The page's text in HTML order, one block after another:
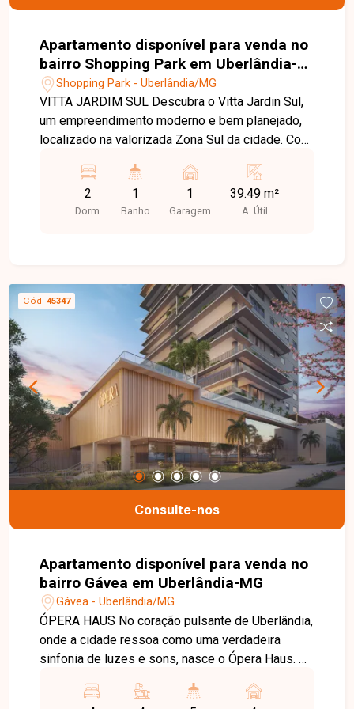
Apartamento disponível para venda no
bairro Shopping Park em Uberlândia-
MGShopping Park - Uberlândia/MG
VITTA JARDIM SUL Descubra o Vitta Jardin Sul,
um empreendimento moderno e bem planejado,
localizado na valorizada Zona Sul da cidade. Com
plantas inteligentes que otimizam os espaços,
proporcionando mais conforto e funcionalidade
para o dia a dia. Ideal para quem busca morar
completa e o respaldo de um projeto feito para
viver com tranquilidade e praticidade. Nossa
equipe está pronta para tirar suas dúvidas e te
acompanhar em cada etapa do processo. Fale
conosco pelo telefone ou WhatsApp: (34) 3230-
9914, ou, se preferir, venha até uma de nossas
unidades e converse pessoalmente com um dos
nossos consultores. Estamos aqui para te ajudar
a encontrar o imóvel ideal!
2
Dorm.
1
Banho
1
Garagem
39.49 m²
A. Útil
Cód. 45347
Consulte-nos
Apartamento disponível para venda no
bairro Gávea em Uberlândia-MG
Gávea - Uberlândia/MG
ÓPERA HAUS No coração pulsante de Uberlândia,
onde a cidade ressoa como uma verdadeira
sinfonia de luzes e sons, nasce o Ópera Haus. O
empreendimento que vai muito além do comum: